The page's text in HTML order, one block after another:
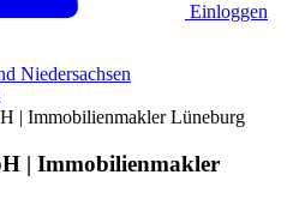
Einloggen
Niedersachsen
| Immobilienmakler Lüneburg
| Immobilienmakler